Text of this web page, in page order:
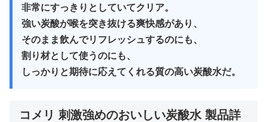
非常にすっきりとしていてクリア。
強い炭酸が喉を突き抜ける爽快感があり、
そのまま飲んでリフレッシュするのにも、
割り材として使うのにも、
しっかりと期待に応えてくれる質の高い炭酸水だ。
コメリ 刺激強めのおいしい炭酸水 製品詳